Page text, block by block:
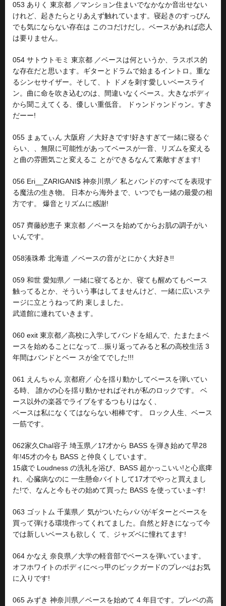
053 ありく 東京都 ／マンション住まいでなかなか音出せない
けれど、起きたらとりあえず触れています。寝起きのすっぴん
でも気にならない存在は このコだけだし。ベースがあれば恋人
は要りません。
054 サトウトモミ 東京都 ／ベースは何というか、ラスボス的
な存在だと思います。ギターとドラムで始まるイントロ。重な
るシンセサイザー。そして、ト ドメを刺す愛しいベースライ
ン。曲に命を吹き込むのは、間違いなくベース。大きなボディ
から聞こえてくる、優しい重低音。 ドゥンドゥンドゥン。すき
だーー!
055 まぁてぃん 大阪府 ／大好きです!好きすぎて一緒に寝るぐ
らい、、無限に可能性があってベースが一音、リズムを変える
と曲の雰囲気ごと変えるこ とができるなんて素敵すぎます!
056 Eri__ZARIGANI$ 神奈川県／ 私とバンドのすべてを表現す
る魔法の生き物。 日本から海外まで、いつでも一緒の最愛の相
方です。 爆音とリズムに感謝!
057 齊藤紗恵子 東京都 ／ベースを始めてからお肌の調子がい
いんです。
058湊珠希 北海道 ／ベースの音がとにかく大好き!!
059 和世 愛知県／ 一緒に寝てるとか、寝ても醒めてもベース
触ってるとか、そういう事はしてませんけど、一緒に広いステ
ージに立とうねって約 束しました。
武道館に連れていきます。
060 exit 東京都／高校に入学してバンドを組んで、たまたまベ
ースを始めることになって…振り返ってみると私の高校生活 3
年間はバンドとベー スが全てでした!!!
061 えんちゃん 京都府／ 心を揺り動かしてベースを弾いてい
る時、 誰かの心を揺り動かせればそれが私のロックです。 ベ
ース以外の楽器でライブをするつもりはなく、
ベースは私になくてはならない相棒です。 ロック人生、ベース
一筋です。
062家久Chal容子 埼玉県／17才から BASS を弾き始めて早28
年!45才の今も BASS と仲良くしています。
15歳で Loudness の洗礼を浴び、BASS 超かっこいい!と心底痺
れ、心臓病なのに 一生懸命バイトして17才でやっと買えまし
た!で、なんと今もその始めて買った BASS を使っていま~す!
063 ゴットム 千葉県／ 気がついたらパパがギターとベースを
買って弾ける環境作ってくれてました。自然と好きになって今
では新しいベースも欲しく て、ジャズベに憧れてます!
064 かなえ 奈良県／大学の軽音部でベースを弾いています。
オフホワイトのボディにべっ甲のピックガードのプレべはお気
に入りです!
065 みずき 神奈川県／ベースを始めて 4 年目です。プレベの高